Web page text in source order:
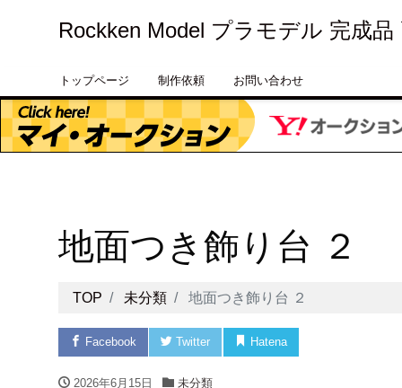
Rockken Model プラモデル 完成品
トップページ 制作依頼 お問い合わせ
地面つき飾り台 ２
TOP 未分類 地面つき飾り台 ２
Facebook Twitter Hatena
2026年6月15日 未分類